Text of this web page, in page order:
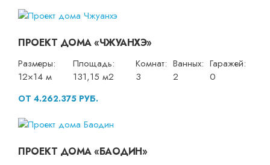
ПРОЕКТ ДОМА «ЧЖУАНХЭ»
Размеры:
12×14 м
Площадь:
131,15 м2
Комнат:
3
Ванных:
2
Гаражей:
0
ОТ 4.262.375 РУБ.
ПРОЕКТ ДОМА «БАОДИН»